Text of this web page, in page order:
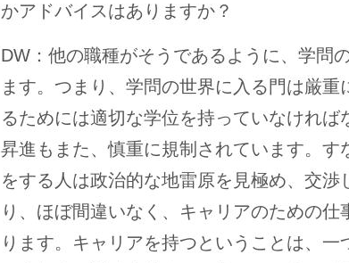
かアドバイスはありますか？
DW：他の職種がそうであるように、学問
ます。つまり、学問の世界に入る門は厳重
るためには適切な学位を持っていなければ
昇進もまた、慎重に規制されています。す
をする人は政治的な地雷原を見極め、交渉
り、ほぼ間違いなく、キャリアのための仕
ります。キャリアを持つということは、